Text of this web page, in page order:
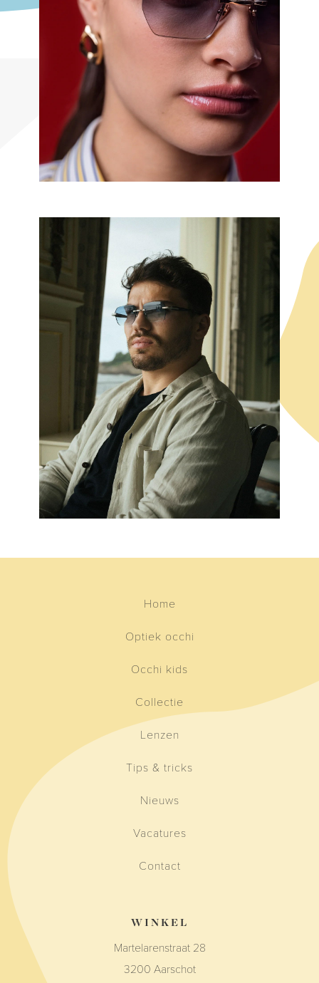
Home
Optiek occhi
Occhi kids
Collectie
Lenzen
Tips & tricks
Nieuws
Vacatures
Contact
WINKEL
Martelarenstraat 28
3200 Aarschot